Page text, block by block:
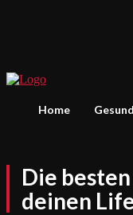
Home
Die
deinen